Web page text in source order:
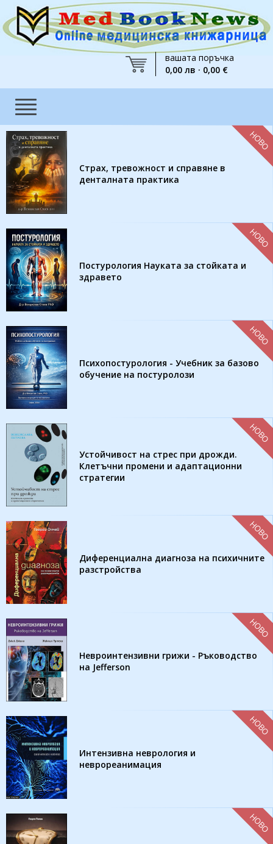
вашата поръчка
0,00 лв · 0,00 €
Страх, тревожност и справяне в
денталната практика
НОВО
Постурология Науката за стойката и
здравето
НОВО
Психопостурология - Учебник за базово
обучение на постуролози
НОВО
Устойчивост на стрес при дрожди.
Клетъчни промени и адаптационни
стратегии
НОВО
Диференциална диагноза на психичните
разстройства
НОВО
Невроинтензивни грижи - Ръководство
на Jefferson
НОВО
Интензивна неврология и
неврореанимация
НОВО
НОВО